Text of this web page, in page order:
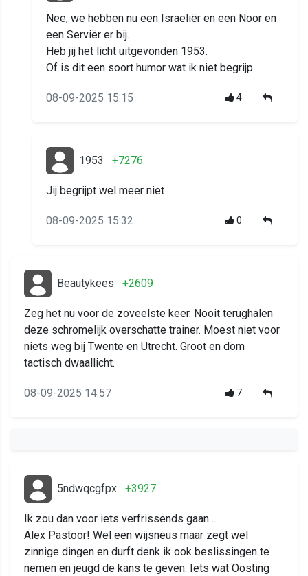
Nee, we hebben nu een Israëliër en een Noor en
een Serviër er bij.
Heb jij het licht uitgevonden 1953.
Of is dit een soort humor wat ik niet begrijp.
08-09-2025 15:15 4
1953 +7276
Jij begrijpt wel meer niet
08-09-2025 15:32 0
Beautykees +2609
Zeg het nu voor de zoveelste keer. Nooit terughalen
deze schromelijk overschatte trainer. Moest niet voor
niets weg bij Twente en Utrecht. Groot en dom
tactisch dwaallicht.
08-09-2025 14:57 7
5ndwqcgfpx +3927
Ik zou dan voor iets verfrissends gaan…..
Alex Pastoor! Wel een wijsneus maar zegt wel
zinnige dingen en durft denk ik ook beslissingen te
nemen en jeugd de kans te geven. Iets wat Oosting